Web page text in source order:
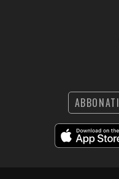
ABBONATI